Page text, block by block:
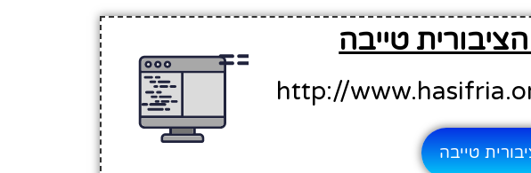
טייבה
טייבה